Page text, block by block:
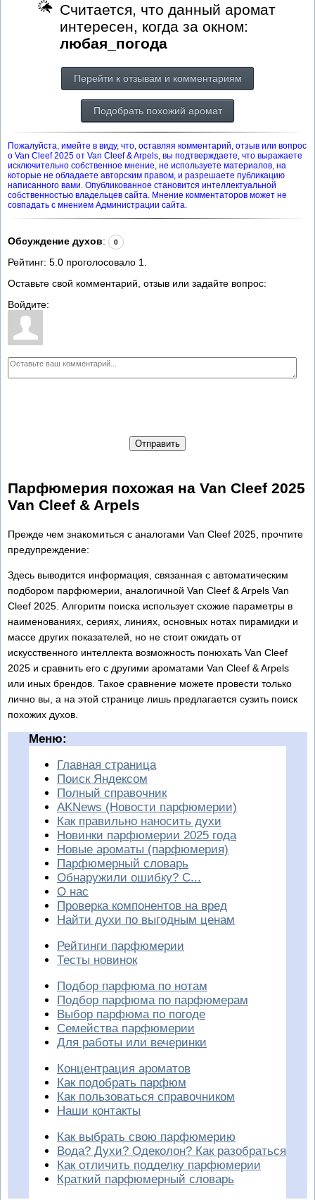
Считается, что данный аромат
интересен, когда за окном:
любая_погода
Перейти к отзывам и комментариям
Подобрать похожий аромат
Пожалуйста, имейте в виду, что, оставляя комментарий, отзыв или вопрос
о Van Cleef 2025 от Van Cleef & Arpels, вы подтверждаете, что выражаете
исключительно собственное мнение, не используете материалов, на
которые не обладаете авторским правом, и разрешаете публикацию
написанного вами. Опубликованное становится интеллектуальной
собственностью владельцев сайта. Мнение комментаторов может не
совпадать с мнением Администрации сайта.
Обсуждение духов: 0
Рейтинг: 5.0 проголосовало 1
Оставьте свой комментарий, отзыв или задайте вопрос:
Войдите:
Отправить
Парфюмерия похожая на Van Cleef 2025
Van Cleef & Arpels
Прежде чем знакомиться с аналогами Van Cleef 2025, прочтите
предупреждение:
Здесь выводится информация, связанная с автоматическим
подбором парфюмерии, аналогичной Van Cleef & Arpels Van
Cleef 2025. Алгоритм поиска использует схожие параметры в
наименованиях, сериях, линиях, основных нотах пирамидки и
массе других показателей, но не стоит ожидать от
искусственного интеллекта возможность понюхать Van Cleef
2025 и сравнить его с другими ароматами Van Cleef & Arpels
или иных брендов. Такое сравнение можете провести только
лично вы, а на этой странице лишь предлагается сузить поиск
похожих духов.
Меню:
Главная страница
Поиск Яндексом
Полный справочник
AKNews (Новости парфюмерии)
Как правильно наносить духи
Новинки парфюмерии 2025 года
Новые ароматы (парфюмерия)
Парфюмерный словарь
Обнаружили ошибку? С...
О нас
Проверка компонентов на вред
Найти духи по выгодным ценам
Рейтинги парфюмерии
Тесты новинок
Подбор парфюма по нотам
Подбор парфюма по парфюмерам
Выбор парфюма по погоде
Семейства парфюмерии
Для работы или вечеринки
Концентрация ароматов
Как подобрать парфюм
Как пользоваться справочником
Наши контакты
Как выбрать свою парфюмерию
Вода? Духи? Одеколон? Как разобраться
Как отличить подделку парфюмерии
Краткий парфюмерный словарь